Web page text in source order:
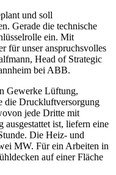
und soll
Gerade die technische
ein. Mit
für unser anspruchsvolles
Head of Strategic
bei ABB.
Gewerke Lüftung,
die Druckluftversorgung
jede Dritte mit
ausgestattet ist, liefern eine
Die Heiz- und
MW. Für ein Arbeiten in
auf einer Fläche